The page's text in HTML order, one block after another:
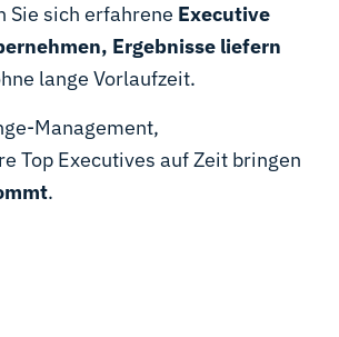
Sie sich erfahrene Executive
Ergebnisse liefern
lange Vorlaufzeit.
Management,
Top Executives auf Zeit bringen
.